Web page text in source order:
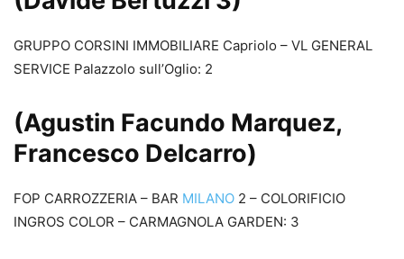
GRUPPO CORSINI IMMOBILIARE Capriolo – VL GENERAL
SERVICE Palazzolo sull’Oglio: 2
(Agustin Facundo Marquez,
Francesco Delcarro)
FOP CARROZZERIA – BAR MILANO 2 – COLORIFICIO
INGROS COLOR – CARMAGNOLA GARDEN: 3